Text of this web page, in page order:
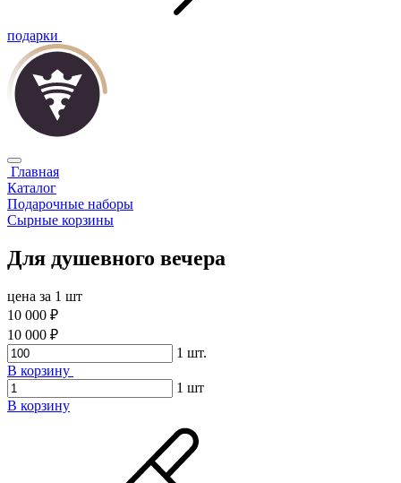
подарки
Главная
Каталог
Подарочные наборы
Сырные корзины
Для душевного вечера
цена за 1 шт
10 000 ₽
10 000 ₽
1 шт.
В корзину
1 шт
В корзину